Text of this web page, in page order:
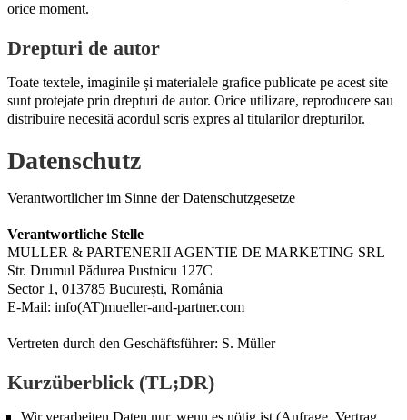
orice moment.
Drepturi de autor
Toate textele, imaginile și materialele grafice publicate pe acest site
sunt protejate prin drepturi de autor. Orice utilizare, reproducere sau
distribuire necesită acordul scris expres al titularilor drepturilor.
Datenschutz
Verantwortlicher im Sinne der Datenschutzgesetze
Verantwortliche Stelle
MULLER & PARTENERII AGENTIE DE MARKETING SRL
Str. Drumul Pădurea Pustnicu 127C
Sector 1, 013785 București, România
E-Mail: info(AT)mueller-and-partner.com
Vertreten durch den Geschäftsführer: S. Müller
Kurzüberblick (TL;DR)
Wir verarbeiten Daten nur, wenn es nötig ist (Anfrage, Vertrag,